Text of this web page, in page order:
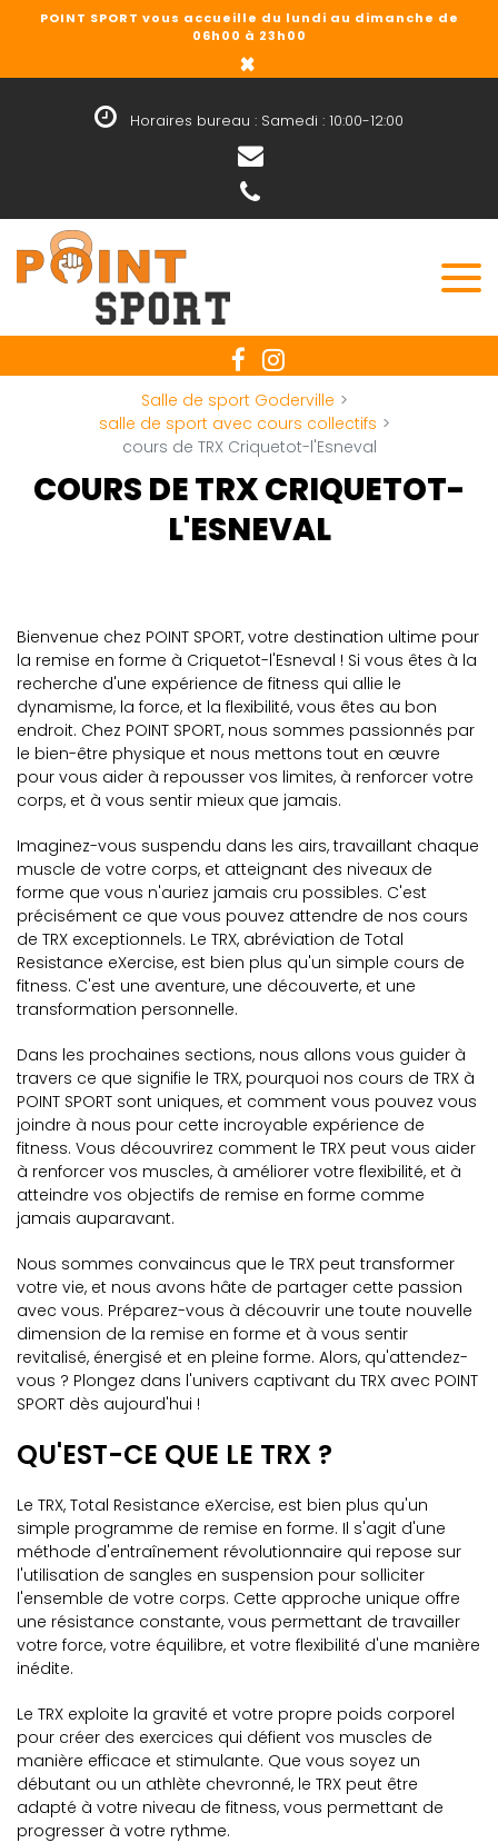
POINT SPORT vous accueille du lundi au dimanche de
06h00 à 23h00
×
Horaires bureau : Samedi : 10:00-12:00
Salle de sport Goderville
salle de sport avec cours collectifs
cours de TRX Criquetot-l'Esneval
COURS DE TRX CRIQUETOT-
L'ESNEVAL
Bienvenue chez POINT SPORT, votre destination ultime pour
la remise en forme à Criquetot-l'Esneval ! Si vous êtes à la
recherche d'une expérience de fitness qui allie le
dynamisme, la force, et la flexibilité, vous êtes au bon
endroit. Chez POINT SPORT, nous sommes passionnés par
le bien-être physique et nous mettons tout en œuvre
pour vous aider à repousser vos limites, à renforcer votre
corps, et à vous sentir mieux que jamais.
Imaginez-vous suspendu dans les airs, travaillant chaque
muscle de votre corps, et atteignant des niveaux de
forme que vous n'auriez jamais cru possibles. C'est
précisément ce que vous pouvez attendre de nos cours
de TRX exceptionnels. Le TRX, abréviation de Total
Resistance eXercise, est bien plus qu'un simple cours de
fitness. C'est une aventure, une découverte, et une
transformation personnelle.
Dans les prochaines sections, nous allons vous guider à
travers ce que signifie le TRX, pourquoi nos cours de TRX à
POINT SPORT sont uniques, et comment vous pouvez vous
joindre à nous pour cette incroyable expérience de
fitness. Vous découvrirez comment le TRX peut vous aider
à renforcer vos muscles, à améliorer votre flexibilité, et à
atteindre vos objectifs de remise en forme comme
jamais auparavant.
Nous sommes convaincus que le TRX peut transformer
votre vie, et nous avons hâte de partager cette passion
avec vous. Préparez-vous à découvrir une toute nouvelle
dimension de la remise en forme et à vous sentir
revitalisé, énergisé et en pleine forme. Alors, qu'attendez-
vous ? Plongez dans l'univers captivant du TRX avec POINT
SPORT dès aujourd'hui !
QU'EST-CE QUE LE TRX ?
Le TRX, Total Resistance eXercise, est bien plus qu'un
simple programme de remise en forme. Il s'agit d'une
méthode d'entraînement révolutionnaire qui repose sur
l'utilisation de sangles en suspension pour solliciter
l'ensemble de votre corps. Cette approche unique offre
une résistance constante, vous permettant de travailler
votre force, votre équilibre, et votre flexibilité d'une manière
inédite.
Le TRX exploite la gravité et votre propre poids corporel
pour créer des exercices qui défient vos muscles de
manière efficace et stimulante. Que vous soyez un
débutant ou un athlète chevronné, le TRX peut être
adapté à votre niveau de fitness, vous permettant de
progresser à votre rythme.
Panneau de gestion des cookies